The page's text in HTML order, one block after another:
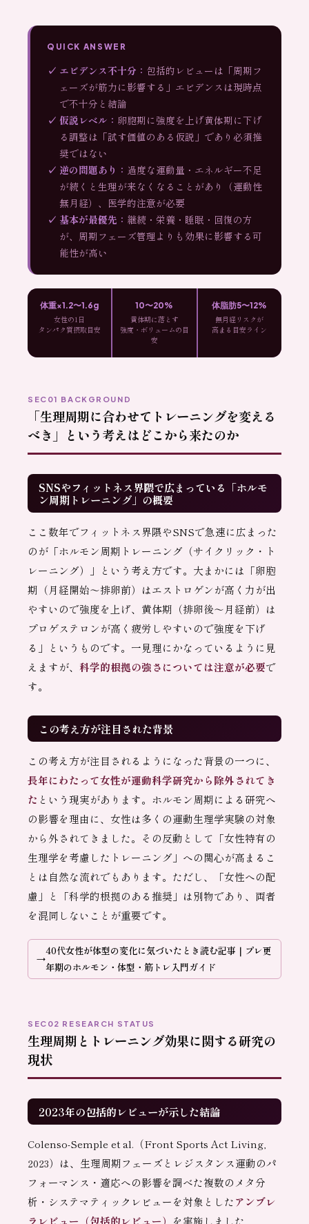
QUICK ANSWER
エビデンス不十分： 包括的レビューは「周期フ
ェーズが筋力に影響する」エビデンスは現時点
で不十分と結論
仮説レベル： 卵胞期に強度を上げ黄体期に下げ
る調整は「試す価値のある仮説」であり必須推
奨ではない
逆の問題あり： 過度な運動量・エネルギー不足
が続くと生理が来なくなることがあり（運動性
無月経）、医学的注意が必要
基本が最優先： 継続・栄養・睡眠・回復の方
が、周期フェーズ管理よりも効果に影響する可
能性が高い
体重×1.2〜1.6g
女性の1日
タンパク質摂取目安
10〜20%
黄体期に落とす
強度・ボリュームの目
安
体脂肪5〜12%
無月経リスクが
高まる目安ライン
SEC01 BACKGROUND
「生理周期に合わせてトレーニングを変える
べき」という考えはどこから来たのか
SNSやフィットネス界隈で広まっている「ホルモ
ン周期トレーニング」の概要
ここ数年でフィットネス界隈やSNSで急速に広まった
のが「ホルモン周期トレーニング（サイクリック・ト
レーニング）」という考え方です。大まかには「卵胞
期（月経開始〜排卵前）はエストロゲンが高く力が出
やすいので強度を上げ、黄体期（排卵後〜月経前）は
プロゲステロンが高く疲労しやすいので強度を下げ
る」というものです。一見理にかなっているように見
えますが、 科学的根拠の強さについては注意が必要で
す。
この考え方が注目された背景
この考え方が注目されるようになった背景の一つに、
長年にわたって女性が運動科学研究から除外されてき
た という現実があります。ホルモン周期による研究へ
の影響を理由に、女性は多くの運動生理学実験の対象
から外されてきました。その反動として「女性特有の
生理学を考慮したトレーニング」への関心が高まるこ
とは自然な流れでもあります。ただし、「女性への配
慮」と「科学的根拠のある推奨」は別物であり、両者
を混同しないことが重要です。
40代女性が体型の変化に気づいたとき読む記事｜プレ更
年期のホルモン・体型・筋トレ入門ガイド
SEC02 RESEARCH STATUS
生理周期とトレーニング効果に関する研究の
現状
2023年の包括的レビューが示した結論
Colenso-Semple et al.（Front Sports Act Living,
2023）は、生理周期フェーズとレジスタンス運動のパ
フォーマンス・適応への影響を調べた複数のメタ分
析・システマティックレビューを対象としたアンブレ
ラレビュー（包括的レビュー） を実施しました